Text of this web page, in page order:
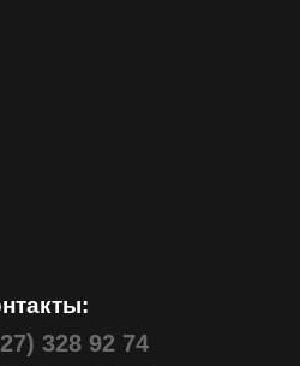
328 92 74